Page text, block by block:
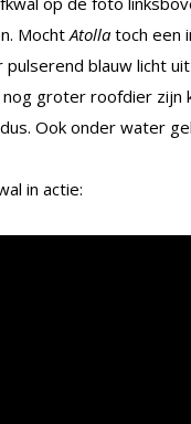
MochtAtolla toch een
pulserend blauw licht
groter roofdier zijn
Ook onder water
in actie: